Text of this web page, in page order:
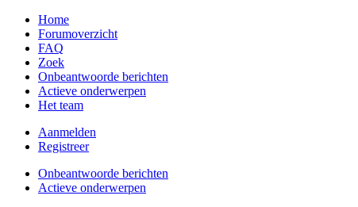
Home
Forumoverzicht
FAQ
Zoek
Onbeantwoorde berichten
Actieve onderwerpen
Het team
Aanmelden
Registreer
Onbeantwoorde berichten
Actieve onderwerpen